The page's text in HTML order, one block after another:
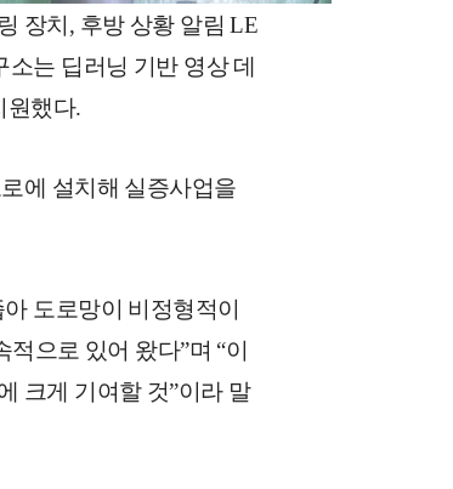
장치, 후방 상황 알림 LE
는 딥러닝 기반 영상 데
원했다.
에 설치해 실증사업을
도로망이 비정형적이
으로 있어 왔다”며 “이
크게 기여할 것”이라 말